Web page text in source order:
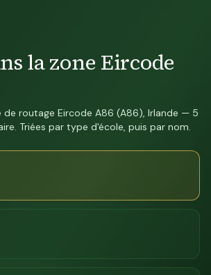
la zone Eircode
de routage Eircode A86 (A86), Irlande — 5
Triées par type d'école, puis par nom.